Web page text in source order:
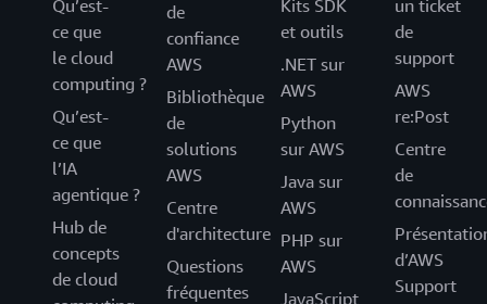
Qu’est-
ce que
le cloud
computing ?
Qu’est-
ce que
l’IA
agentique ?
Hub de
concepts
de cloud
de
confiance
AWS
Bibliothèque
de
solutions
AWS
Centre
d'architecture
Questions
fréquentes
Kits SDK
et outils
.NET sur
AWS
Python
sur AWS
Java sur
AWS
PHP sur
AWS
JavaScript
un ticket
de
support
AWS
re:Post
Centre
de
d’AWS
Support